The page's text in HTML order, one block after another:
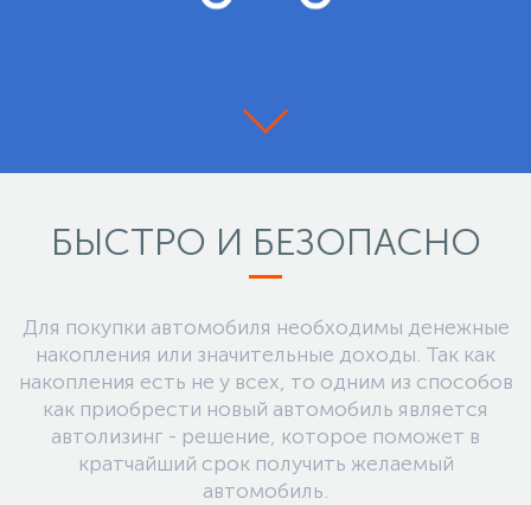
ПРЕЙСКУРАНТ
БЫСТРО И БЕЗОПАСНО
Для покупки автомобиля необходимы денежные
накопления или значительные доходы. Так как
накопления есть не у всех, то одним из способов
как приобрести новый автомобиль является
автолизинг - решение, которое поможет в
кратчайший срок получить желаемый
автомобиль.